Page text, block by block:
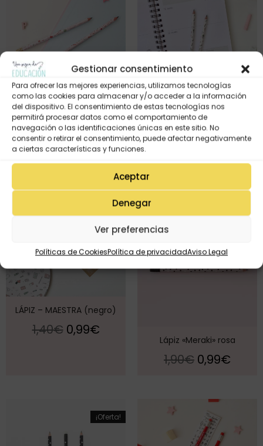
Gestionar consentimiento
Para ofrecer las mejores experiencias, utilizamos tecnologías
como las cookies para almacenar y/o acceder a la información
del dispositivo. El consentimiento de estas tecnologías nos
permitirá procesar datos como el comportamiento de
navegación o las identificaciones únicas en este sitio. No
consentir o retirar el consentimiento, puede afectar negativamente
a ciertas características y funciones.
Aceptar
Denegar
Ver preferencias
Políticas de CookiesPolítica de privacidadAviso Legal
LÁPIZ – CORAZÓN DE
MAESTRA CON BORRA (rosa)
1,60€
LÁPIZ BORRA – MAESTRA
1,60€
LÁPIZ – MAESTRA (negro)
1,40€ 0,99€
¡Oferta!
Lápiz «Meraki» rosa
1,90€ 0,99€
¡Oferta!